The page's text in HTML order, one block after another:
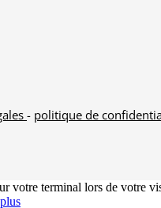
- politique de
votre terminal lors de votre